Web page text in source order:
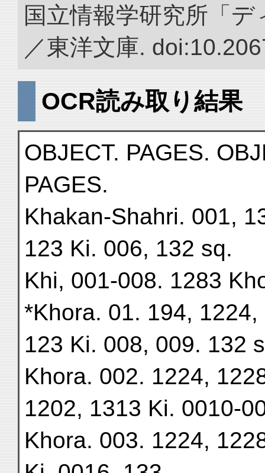
国立情報学研究所「
／東洋文庫.
OCR読み取り結果
OBJECT. PAGES.
PAGES.
Khakan-Shahri. 001,
123 Ki. 006, 132 sq.
Khi, 001-008. 1283
*Khora. 01. 194,
123 Ki. 008, 009. 132
Khora. 002. 1224,
1202, 1313 Ki. 0010-
Khora. 003. 1224,